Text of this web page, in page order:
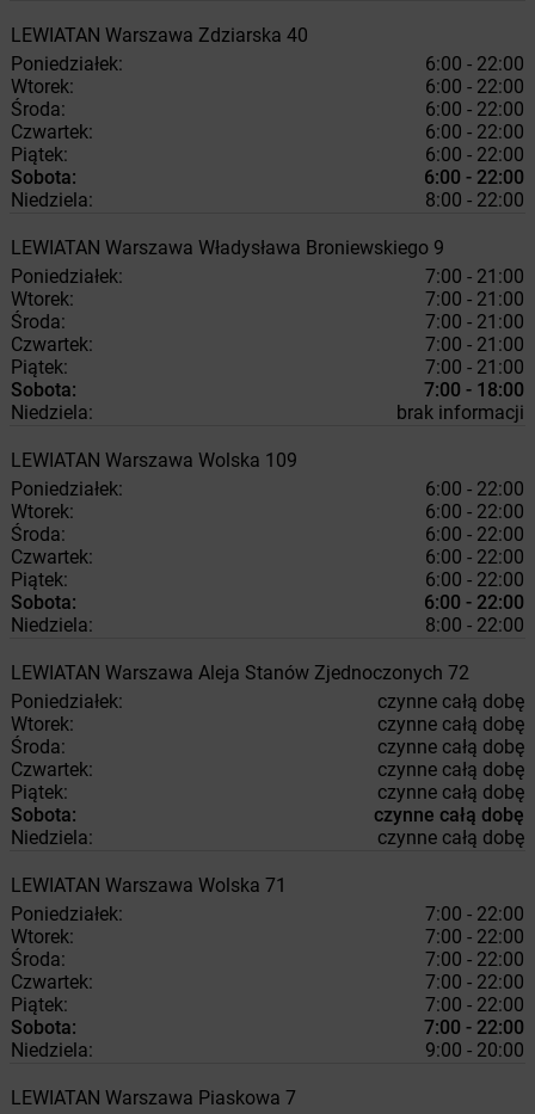
LEWIATAN Warszawa Zdziarska 40
Poniedziałek:
6:00 - 22:00
Wtorek:
6:00 - 22:00
Środa:
6:00 - 22:00
Czwartek:
6:00 - 22:00
Piątek:
6:00 - 22:00
Sobota:
6:00 - 22:00
Niedziela:
8:00 - 22:00
LEWIATAN Warszawa Władysława Broniewskiego 9
Poniedziałek:
7:00 - 21:00
Wtorek:
7:00 - 21:00
Środa:
7:00 - 21:00
Czwartek:
7:00 - 21:00
Piątek:
7:00 - 21:00
Sobota:
7:00 - 18:00
Niedziela:
brak informacji
LEWIATAN Warszawa Wolska 109
Poniedziałek:
6:00 - 22:00
Wtorek:
6:00 - 22:00
Środa:
6:00 - 22:00
Czwartek:
6:00 - 22:00
Piątek:
6:00 - 22:00
Sobota:
6:00 - 22:00
Niedziela:
8:00 - 22:00
LEWIATAN Warszawa Aleja Stanów Zjednoczonych 72
Poniedziałek:
czynne całą dobę
Wtorek:
czynne całą dobę
Środa:
czynne całą dobę
Czwartek:
czynne całą dobę
Piątek:
czynne całą dobę
Sobota:
czynne całą dobę
Niedziela:
czynne całą dobę
LEWIATAN Warszawa Wolska 71
Poniedziałek:
7:00 - 22:00
Wtorek:
7:00 - 22:00
Środa:
7:00 - 22:00
Czwartek:
7:00 - 22:00
Piątek:
7:00 - 22:00
Sobota:
7:00 - 22:00
Niedziela:
9:00 - 20:00
LEWIATAN Warszawa Piaskowa 7